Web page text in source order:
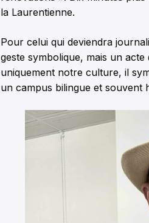
la Laurentienne.
Pour celui qui deviendra
geste symbolique, mais un
uniquement notre culture, il
un campus bilingue et souvent